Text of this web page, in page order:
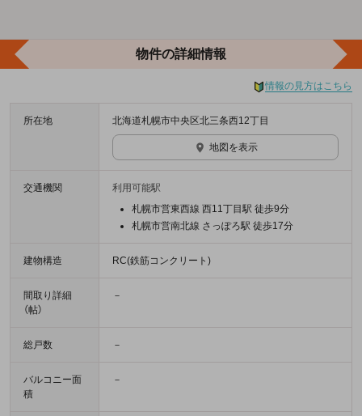
物件の詳細情報
情報の見方はこちら
所在地 北海道札幌市中央区北三条西12丁目
地図を表示
交通機関
利用可能駅
札幌市営東西線 西11丁目駅 徒歩9分
札幌市営南北線 さっぽろ駅 徒歩17分
建物構造 RC(鉄筋コンクリート)
間取り詳細
（帖）
－
総戸数 －
バルコニー面
積
－